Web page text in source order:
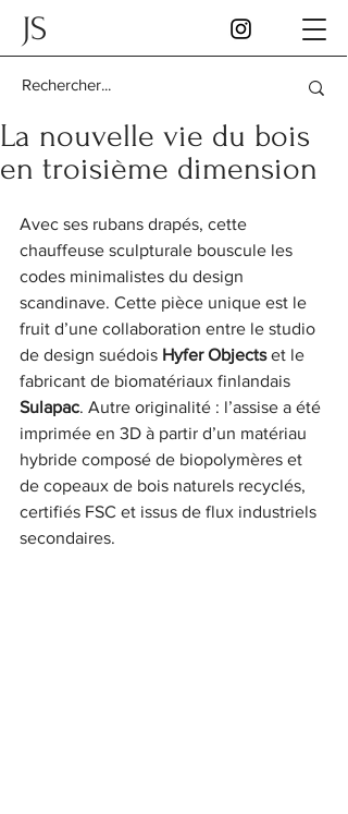
JS
La nouvelle vie du bois
en troisième dimension
Avec ses rubans drapés, cette
chauffeuse sculpturale bouscule les
codes minimalistes du design
scandinave. Cette pièce unique est le
fruit d’une collaboration entre le studio
de design suédois Hyfer Objects et le
fabricant de biomatériaux finlandais
Sulapac. Autre originalité : l’assise a été
imprimée en 3D à partir d’un matériau
hybride composé de biopolymères et
de copeaux de bois naturels recyclés,
certifiés FSC et issus de flux industriels
secondaires.